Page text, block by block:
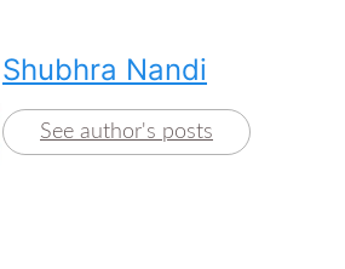
Shubhra Nandi
See author's posts